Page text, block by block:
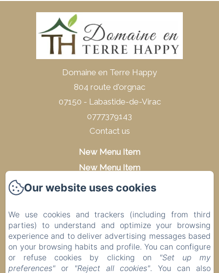
Domaine en Terre Happy
804 route d'orgnac
07150 - Labastide-de-Virac
0777379143
Contact us
New Menu Item
New Menu Item
New Menu Item
Privacy Policy
Legal Information
Cookies Information
Our website uses cookies
We use cookies and trackers (including from third
parties) to understand and optimize your browsing
experience and to deliver advertising messages based
on your browsing habits and profile. You can configure
or refuse cookies by clicking on
"Set up my
preferences" or "Reject all cookies". You can also